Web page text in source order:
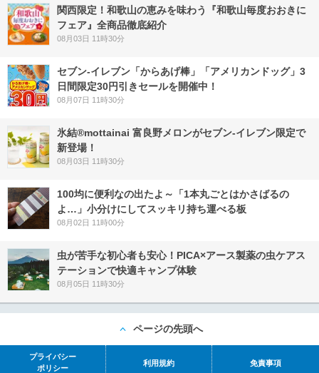
関西限定！和歌山の恵みを味わう『和歌山毎度おおきに
フェア』全商品徹底紹介
08月03日 11時30分
セブン‐イレブン「からあげ棒」「アメリカンドッグ」3
日間限定30円引きセールを開催中！
08月07日 11時30分
氷結®mottainai 富良野メロンがセブン‐イレブン限定で
新登場！
08月03日 11時30分
100均に便利なの出たよ～「1本丸ごとはかさばるの
よ…」小分けにしてスッキリ持ち運べる板
08月02日 11時00分
虫が苦手な初心者も安心！PICA×アース製薬の虫ケアス
テーションで快適キャンプ体験
08月05日 11時30分
ページの先頭へ
プライバシー
ポリシー
利用規約 免責事項